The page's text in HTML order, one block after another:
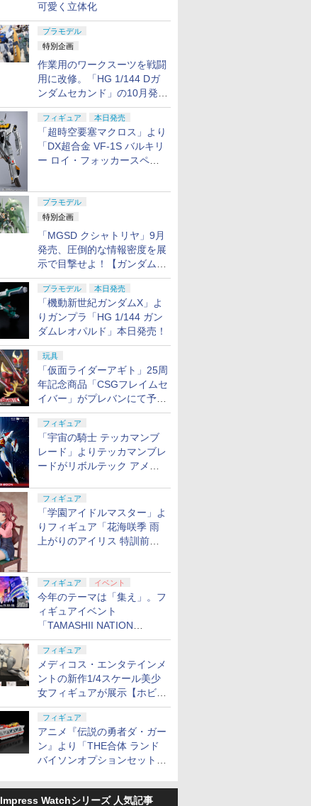
可愛く立体化
プラモデル
特別企画
作業用のワークスーツを戦闘
用に改修。「HG 1/144 Dガ
ンダムセカンド」の10月発送
分が予約受付中【ガンダムベ
ース撮り下ろし】
フィギュア 本日発売
「超時空要塞マクロス」より
「DX超合金 VF-1S バルキリ
ー ロイ・フォッカースペシ
プラモデル
特別企画
「MGSD クシャトリヤ」9月
発売、圧倒的な情報密度を展
示で目撃せよ！【ガンダムベ
ース撮り下ろし】
プラモデル 本日発売
「機動新世紀ガンダムX」よ
りガンプラ「HG 1/144 ガン
ダムレオパルド」本日発売！
玩具
「仮面ライダーアギト」25周
年記念商品「CSGフレイムセ
イバー」がプレバンにて予約
開始
フィギュア
「宇宙の騎士 テッカマンブ
レード」よりテッカマンブレ
ードがリボルテック アメイ
定
フィギュア
「学園アイドルマスター」よ
りフィギュア「花海咲季 雨
上がりのアイリス 特訓前
フィギュア イベント
今年のテーマは「集え」。フ
ィギュアイベント
「TAMASHII NATION
2026」が11月13日より開催
決定
フィギュア
メディコス・エンタテインメ
ントの新作1/4スケール美少
女フィギュアが展示【ホビー
メーカー合同展示会】
フィギュア
アニメ『伝説の勇者ダ・ガー
ン』より「THE合体 ランド
バイソンオプションセット」
Impress Watchシリーズ 人気記事